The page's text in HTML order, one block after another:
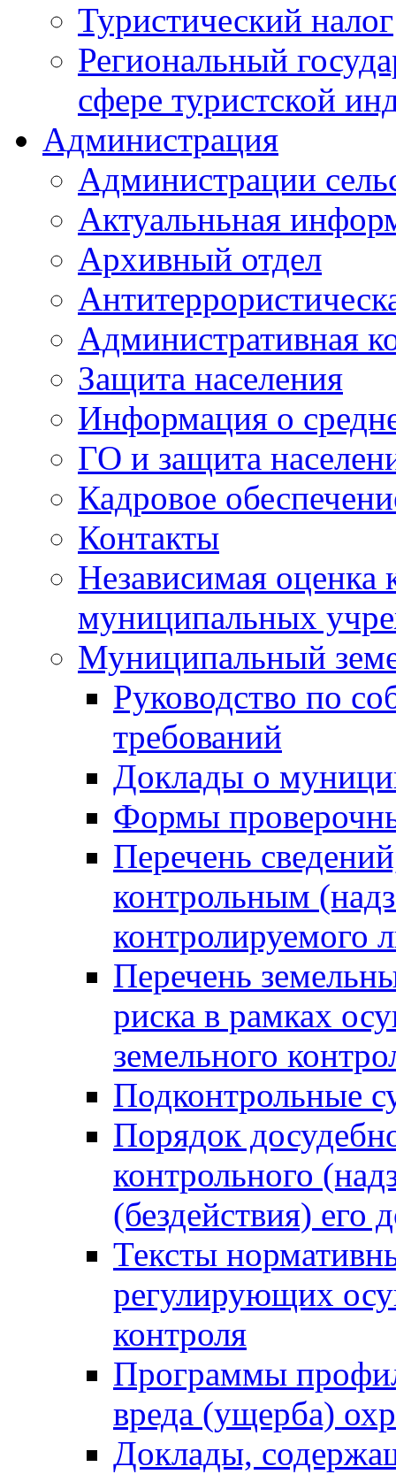
Туристический налог
Региональный
сфере туристской
Администрация
Администрации
Актуальньная
Архивный отдел
Административная
Защита населения
Информация о
ГО и защита
Кадровое
Контакты
Независимая оценка
муниципальных
Муниципальный
Руководство по
требований
Доклады о
Формы
Перечень
контрольным
контролируемого
Перечень
риска в рамках
земельного
Подконтрольные
Порядок
контрольного
(бездействия)
Тексты
регулирующих
контроля
Программы
вреда (ущерба)
Доклады,